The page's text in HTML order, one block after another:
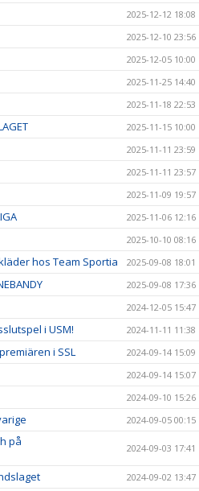
2025-12-12 18:08
2025-12-10 23:56
2025-12-05 10:00
2025-11-25 14:40
2025-11-18 22:53
2025-11-15 10:00
2025-11-11 23:59
2025-11-11 23:57
2025-11-09 19:57
2025-11-06 12:16
2025-10-10 08:16
hos Team Sportia 2025-09-08 18:01
2025-09-08 17:36
2024-12-05 15:47
i USM! 2024-11-11 11:38
i SSL 2024-09-14 15:09
2024-09-14 15:07
2024-09-10 15:26
2024-09-05 00:15
på
2024-09-03 17:41
2024-09-02 13:47